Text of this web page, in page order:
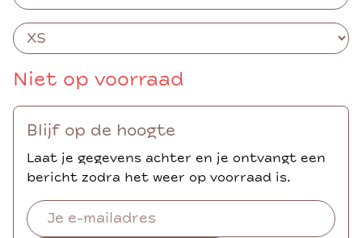
Niet op voorraad
Blijf op de hoogte
Laat je gegevens achter en je ontvangt een
bericht zodra het weer op voorraad is.